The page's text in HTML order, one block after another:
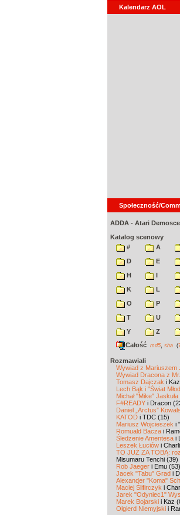
Kalendarz AOL
Społeczność/
ADDA - Atari
Katalog scenowy
#
A
D
E
H
I
K
L
O
P
T
U
Y
Z
Całość md5 sha (
Rozmawiali
Wywiad z Mariuszem
Wywiad Dracona z
Tomasz Dajczak i
Lech Bąk i "Świat
Michał "Mike" Jaskuła
F#READY i Dracon
Daniel „Arctus”
KATOD i TDC (15)
Mariusz Wojcieszek i
Romuald Bacza i
Śledzenie Amentesa i
Leszek Łuciów i
TO JUŻ ZA TOBĄ:
Misumaru Tenchi (39)
Rob Jaeger i Emu (53)
Jacek "Tabu" Grad i
Alexander "Koma"
Maciej Ślifirczyk i
Jarek "Odyniec1"
Marek Bojarski i Kaz
Olgierd Niemyjski i